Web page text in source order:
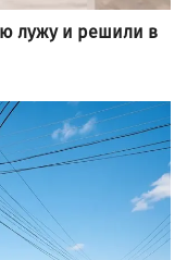
лужу и решили в